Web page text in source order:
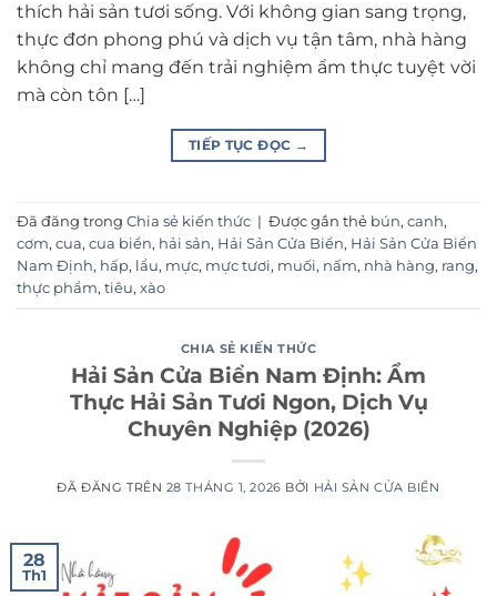
thích hải sản tươi sống. Với không gian sang trọng,
thực đơn phong phú và dịch vụ tận tâm, nhà hàng
không chỉ mang đến trải nghiệm ẩm thực tuyệt vời
mà còn tôn […]
TIẾP TỤC ĐỌC →
Đã đăng trong Chia sẻ kiến thức | Được gắn thẻ bún, canh,
cơm, cua, cua biển, hải sản, Hải Sản Cửa Biển, Hải Sản Cửa Biển
Nam Định, hấp, lẩu, mực, mực tươi, muối, nấm, nhà hàng, rang,
thực phẩm, tiêu, xào
CHIA SẺ KIẾN THỨC
Hải Sản Cửa Biển Nam Định: Ẩm
Thực Hải Sản Tươi Ngon, Dịch Vụ
Chuyên Nghiệp (2026)
ĐÃ ĐĂNG TRÊN 28 THÁNG 1, 2026 BỞI HẢI SẢN CỬA BIỂN
28
Th1